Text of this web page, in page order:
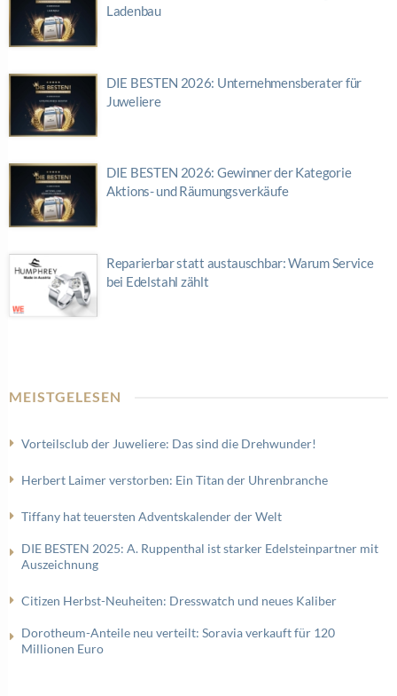
Ladenbau
DIE BESTEN 2026: Unternehmensberater für
Juweliere
DIE BESTEN 2026: Gewinner der Kategorie
Aktions- und Räumungsverkäufe
Reparierbar statt austauschbar: Warum Service
bei Edelstahl zählt
MEISTGELESEN
Vorteilsclub der Juweliere: Das sind die Drehwunder!
Herbert Laimer verstorben: Ein Titan der Uhrenbranche
Tiffany hat teuersten Adventskalender der Welt
DIE BESTEN 2025: A. Ruppenthal ist starker Edelsteinpartner mit
Auszeichnung
Citizen Herbst-Neuheiten: Dresswatch und neues Kaliber
Dorotheum-Anteile neu verteilt: Soravia verkauft für 120
Millionen Euro